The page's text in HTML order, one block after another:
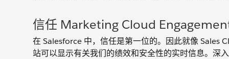
信任 Marketing Cloud
在 Salesforce 中，信任是第一位的。因此就像
站可以显示有关我们的绩效和安全性的实时信息。深